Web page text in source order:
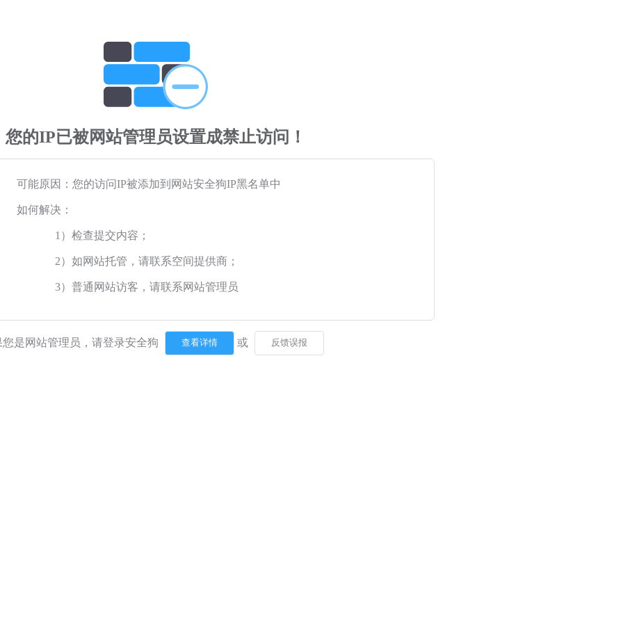
您的IP已被网站管理员设置成禁止访问！
可能原因：您的访问IP被添加到网站安全狗IP黑名单中
如何解决：
1）检查提交内容；
2）如网站托管，请联系空间提供商；
3）普通网站访客，请联系网站管理员
您是网站管理员，请登录安全狗 或